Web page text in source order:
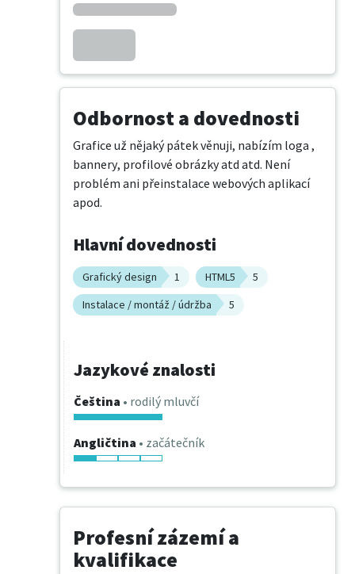
Odbornost a dovednosti
Grafice už nějaký pátek věnuji, nabízím loga ,
bannery, profilové obrázky atd atd. Není
problém ani přeinstalace webových aplikací
apod.
Hlavní dovednosti
Grafický design 1 HTML5
5
Instalace / montáž / údržba
5
Jazykové znalosti
Čeština • rodilý mluvčí
Angličtina • začátečník
Profesní zázemí a
kvalifikace